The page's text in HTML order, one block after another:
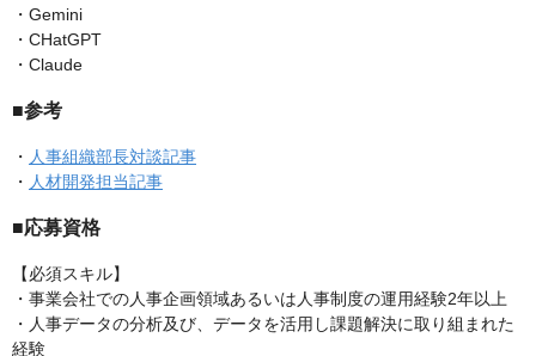
・Gemini
・CHatGPT
・Claude
■参考
・ 人事組織部長対談記事
・ 人材開発担当記事
■応募資格
【必須スキル】
・事業会社での人事企画領域あるいは人事制度の運用経験2年以上
・人事データの分析及び、データを活用し課題解決に取り組まれた
経験